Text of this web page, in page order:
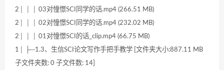
2│ │ │ 03对憧憬SCI同学的话.mp4 (266.51 MB)
2│ │ │ 02对憧憬SCI同学的话.mp4 (232.02 MB)
2│ │ │ 01对憧憬SCI的话_clip.mp4 (66.75 MB)
1│ ├─1.3、生信SCI论文写作手把手教学 [文件夹大小:887.11 MB
子文件夹数: 0 子文件数: 14]